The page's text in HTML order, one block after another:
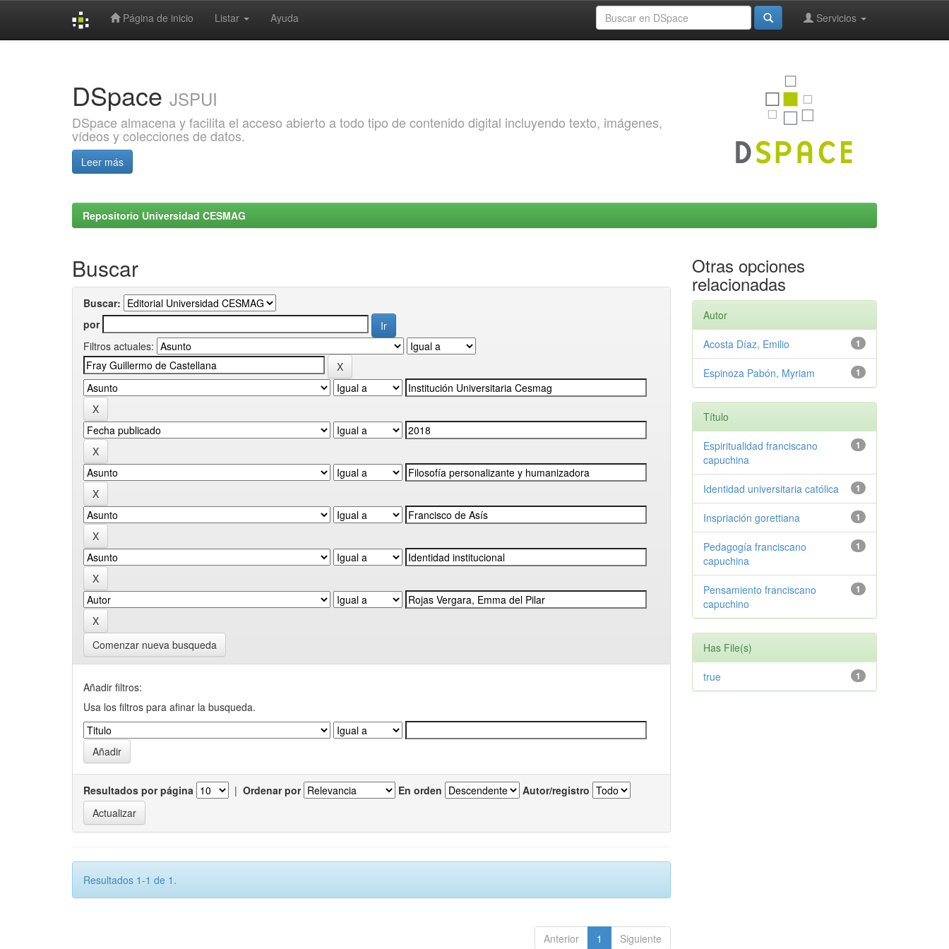
Página de inicio Listar Ayuda Servicios
DSpace JSPUI
DSpace almacena y facilita el acceso abierto a todo tipo de contenido digital incluyendo texto, imágenes,
vídeos y colecciones de datos.
Leer más
Repositorio Universidad CESMAG
Buscar
Buscar:
por
Filtros actuales:
Comenzar nueva busqueda
Añadir filtros:
Usa los filtros para afinar la busqueda.
Resultados por página | Ordenar por En orden Autor/registro
Resultados 1-1 de 1.
Anterior 1 Siguiente
Otras opciones
relacionadas
Autor
1
Acosta Díaz, Emilio
1
Espinoza Pabón, Myriam
Título
1
Espiritualidad franciscano
capuchina
1
Identidad universitaria católica
1
Inspriación gorettiana
1
Pedagogía franciscano
capuchina
1
Pensamiento franciscano
capuchino
Has File(s)
1
true